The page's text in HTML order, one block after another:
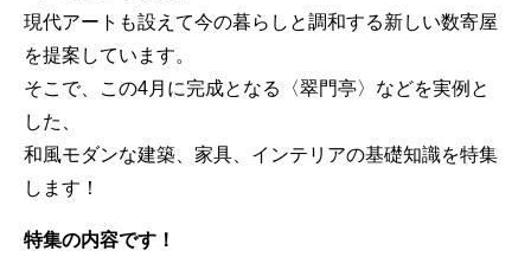
現代アートも設えて今の暮らしと調和する新しい数寄屋
を提案しています。
そこで、この4月に完成となる〈翠門亭〉などを実例と
した、
和風モダンな建築、家具、インテリアの基礎知識を特集
します！
特集の内容です！